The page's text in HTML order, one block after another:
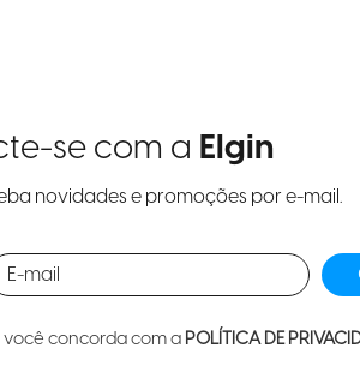
se com a Elgin
novidades e promoções por e-mail.
você concorda com aPOLÍTICA DE